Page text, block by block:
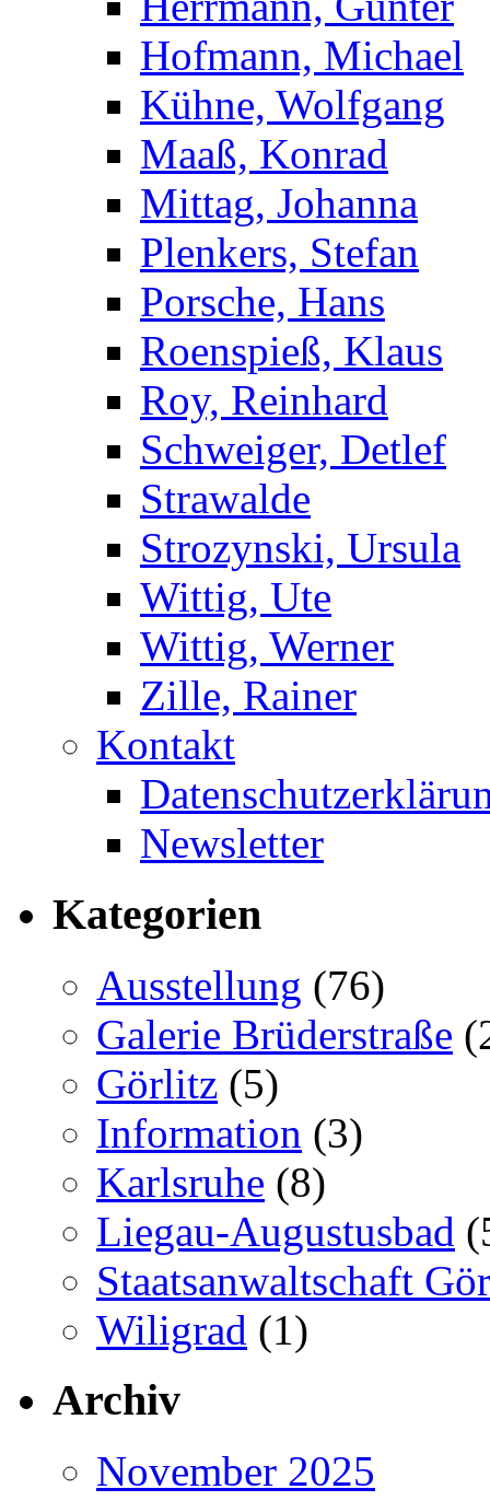
Hofmann, Michael
Kühne, Wolfgang
Maaß, Konrad
Mittag, Johanna
Plenkers, Stefan
Porsche, Hans
Roenspieß, Klaus
Roy, Reinhard
Schweiger, Detlef
Strawalde
Strozynski, Ursula
Wittig, Ute
Wittig, Werner
Zille, Rainer
Kontakt
Newsletter
Kategorien
Ausstellung (76)
Galerie Brüderstraße
Görlitz (5)
Information (3)
Karlsruhe (8)
Liegau-Augustusbad
Staatsanwaltschaft
Wiligrad (1)
Archiv
November 2025